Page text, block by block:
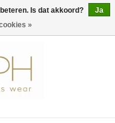
0 Artikelen - €0,00
Is dat akkoord?
Ja
»